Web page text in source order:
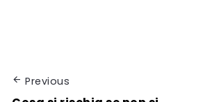
Previous